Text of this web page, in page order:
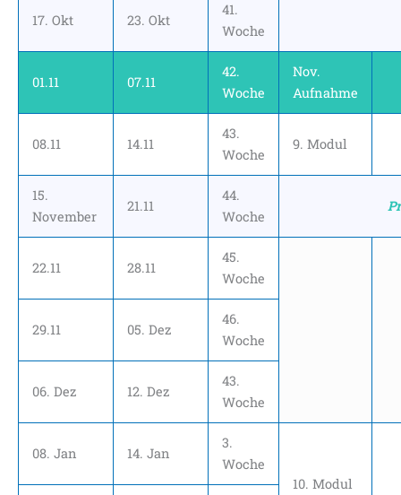
17. Okt 23. Okt
41.
Woche
01.11 07.11
42.
Woche
Nov.
Aufnahme
08.11 14.11
43.
Woche
9. Modul
15.
November
21.11
44.
Woche
22.11 28.11
45.
Woche
29.11 05. Dez
46.
Woche
06. Dez 12. Dez
43.
Woche
08. Jan 14. Jan
3.
Woche
10. Modul